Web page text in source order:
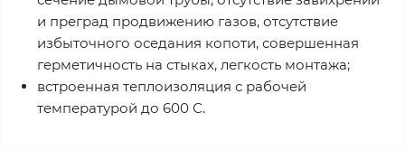
и преград продвижению газов, отсутствие
избыточного оседания копоти, совершенная
герметичность на стыках, легкость монтажа;
встроенная теплоизоляция с рабочей
температурой до 600 С.